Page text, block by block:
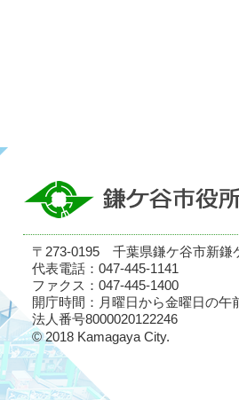
〒273-0195 千葉県鎌ケ谷市新鎌
代表電話：047-445-1141
ファクス：047-445-1400
開庁時間：月曜日から金曜日の午
法人番号8000020122246
© 2018 Kamagaya City.